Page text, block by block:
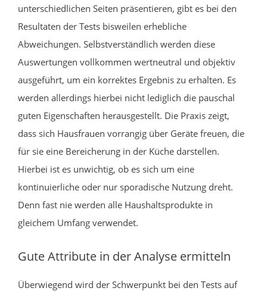
unterschiedlichen Seiten präsentieren, gibt es bei den
Resultaten der Tests bisweilen erhebliche
Abweichungen. Selbstverständlich werden diese
Auswertungen vollkommen wertneutral und objektiv
ausgeführt, um ein korrektes Ergebnis zu erhalten. Es
werden allerdings hierbei nicht lediglich die pauschal
guten Eigenschaften herausgestellt. Die Praxis zeigt,
dass sich Hausfrauen vorrangig über Geräte freuen, die
für sie eine Bereicherung in der Küche darstellen.
Hierbei ist es unwichtig, ob es sich um eine
kontinuierliche oder nur sporadische Nutzung dreht.
Denn fast nie werden alle Haushaltsprodukte in
gleichem Umfang verwendet.
Gute Attribute in der Analyse ermitteln
Überwiegend wird der Schwerpunkt bei den Tests auf